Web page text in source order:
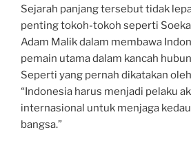
Sejarah panjang tersebut tidak
penting tokoh-tokoh seperti
Adam Malik dalam membawa
pemain utama dalam kancah
Seperti yang pernah dikatakan
“Indonesia harus menjadi pelaku
internasional untuk menjaga
bangsa.”